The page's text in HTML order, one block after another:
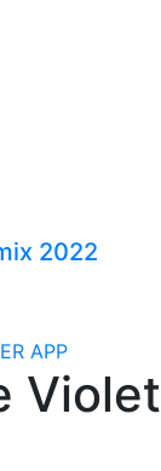
2022
APP
Violet